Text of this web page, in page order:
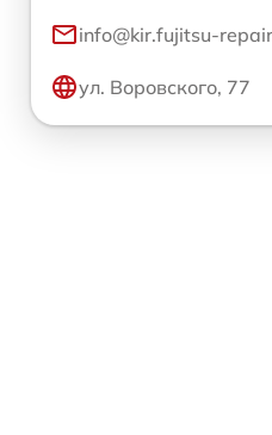
info@kir.fujitsu-
ул. Воровского, 77